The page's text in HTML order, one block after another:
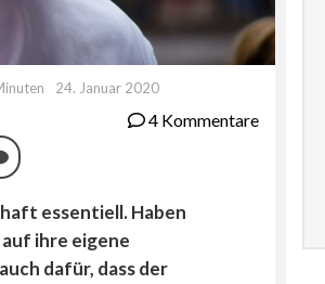
24. Januar 2020
4 Kommentare
Kommentieren
essentiell. Haben
ihre eigene
dafür, dass der